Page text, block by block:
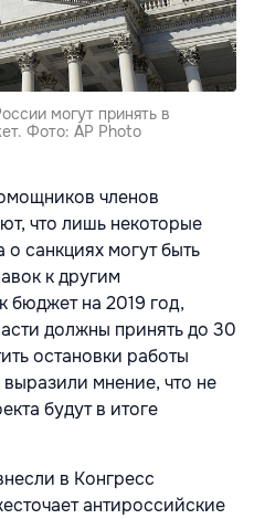
могут принять в
Фото: AP Photo
членов
что лишь некоторые
санкциях могут быть
к другим
бюджет на 2019 год,
должны принять до 30
остановки работы
мнение, что не
будут в итоге
в Конгресс
антироссийские